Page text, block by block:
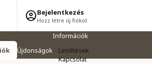
Bejelentkezés
Hozz létre új fiókot
Újdonságok
Információk
Letöltések
Kapcsolat